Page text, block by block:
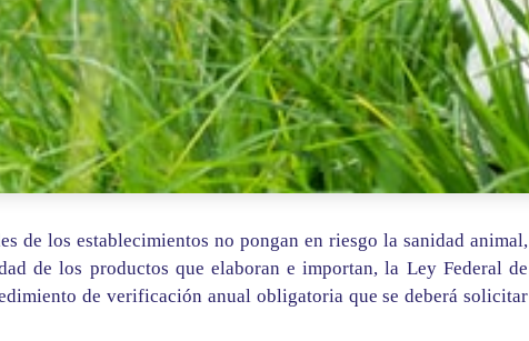
de los establecimientos no pongan en riesgo la sanidad animal,
de los productos que elaboran e importan, la Ley Federal de
de verificación anual obligatoria que se deberá solicitar